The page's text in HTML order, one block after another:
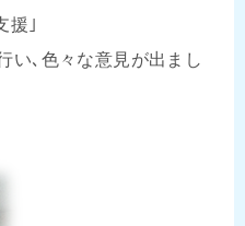
援｣
い､色々な意見が出まし